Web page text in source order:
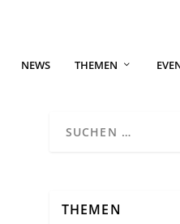
NEWS THEMEN
THEMEN